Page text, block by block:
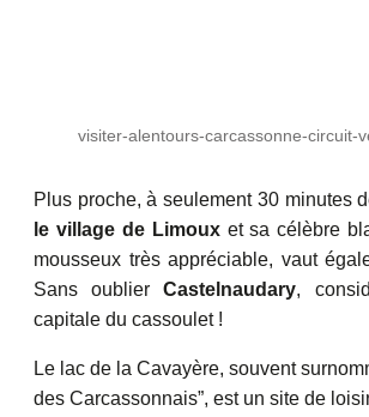
visiter-alentours-carcassonne-circuit-
Plus proche, à seulement 30 minutes
le village de Limouxet sa célèbre
mousseux très appréciable, vaut
Sans oublierCastelnaudary,
capitale du cassoulet !
Le lac de la Cavayère, souvent
des Carcassonnais”, est un site de